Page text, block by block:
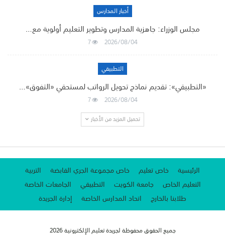
أخبار المدارس
مجلس الوزراء: جاهزية المدارس وتطوير التعليم أولوية مع…
2026/08/04
7
التطبيقي
«التطبيقي»: تقديم نماذج تحويل الرواتب لمستحقي «التفوق»…
2026/08/04
7
تحميل المزيد من الأخبار
الرئيسية خاص تعليم خاص مجموعة الجري القابضة
التربية
التعليم الخاص
جامعة الكويت التطبيقي
الجامعات الخاصة
طلابنا بالخارج
اتحاد المدارس الخاصة إدارة الجريدة
جميع الحقوق محفوظة لجريدة تعليم الإلكترونية 2026